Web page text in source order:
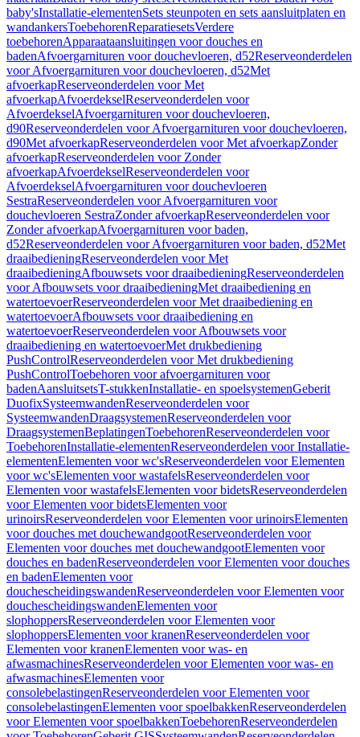
baby'sInstallatie-elementenSets steunpoten en sets aansluitplaten en
wandankersToebehorenReparatiesetsVerdere
toebehorenApparaataansluitingen voor douches en
badenAfvoergarnituren voor douchevloeren, d52Reserveonderdelen
voor Afvoergarnituren voor douchevloeren, d52Met
afvoerkapReserveonderdelen voor Met
afvoerkapAfvoerdekselReserveonderdelen voor
AfvoerdekselAfvoergarnituren voor douchevloeren,
d90Reserveonderdelen voor Afvoergarnituren voor douchevloeren,
d90Met afvoerkapReserveonderdelen voor Met afvoerkapZonder
afvoerkapReserveonderdelen voor Zonder
afvoerkapAfvoerdekselReserveonderdelen voor
AfvoerdekselAfvoergarnituren voor douchevloeren
SestraReserveonderdelen voor Afvoergarnituren voor
douchevloeren SestraZonder afvoerkapReserveonderdelen voor
Zonder afvoerkapAfvoergarnituren voor baden,
d52Reserveonderdelen voor Afvoergarnituren voor baden, d52Met
draaibedieningReserveonderdelen voor Met
draaibedieningAfbouwsets voor draaibedieningReserveonderdelen
voor Afbouwsets voor draaibedieningMet draaibediening en
watertoevoerReserveonderdelen voor Met draaibediening en
watertoevoerAfbouwsets voor draaibediening en
watertoevoerReserveonderdelen voor Afbouwsets voor
draaibediening en watertoevoerMet drukbediening
PushControlReserveonderdelen voor Met drukbediening
PushControlToebehoren voor afvoergarnituren voor
badenAansluitsetsT-stukkenInstallatie- en spoelsystemenGeberit
DuofixSysteemwandenReserveonderdelen voor
SysteemwandenDraagsystemenReserveonderdelen voor
DraagsystemenBeplatingenToebehorenReserveonderdelen voor
ToebehorenInstallatie-elementenReserveonderdelen voor Installatie-
elementenElementen voor wc'sReserveonderdelen voor Elementen
voor wc'sElementen voor wastafelsReserveonderdelen voor
Elementen voor wastafelsElementen voor bidetsReserveonderdelen
voor Elementen voor bidetsElementen voor
urinoirsReserveonderdelen voor Elementen voor urinoirsElementen
voor douches met douchewandgootReserveonderdelen voor
Elementen voor douches met douchewandgootElementen voor
douches en badenReserveonderdelen voor Elementen voor douches
en badenElementen voor
douchescheidingswandenReserveonderdelen voor Elementen voor
douchescheidingswandenElementen voor
slophoppersReserveonderdelen voor Elementen voor
slophoppersElementen voor kranenReserveonderdelen voor
Elementen voor kranenElementen voor was- en
afwasmachinesReserveonderdelen voor Elementen voor was- en
afwasmachinesElementen voor
consolebelastingenReserveonderdelen voor Elementen voor
consolebelastingenElementen voor spoelbakkenReserveonderdelen
voor Elementen voor spoelbakkenToebehorenReserveonderdelen